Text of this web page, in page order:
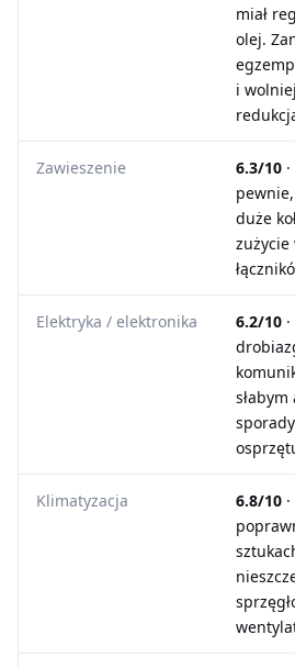
miał
olej.
i
Zawieszenie 6.3/10
duże
zużycie
Elektryka / elektronika 6.2/10
Klimatyzacja 6.8/10